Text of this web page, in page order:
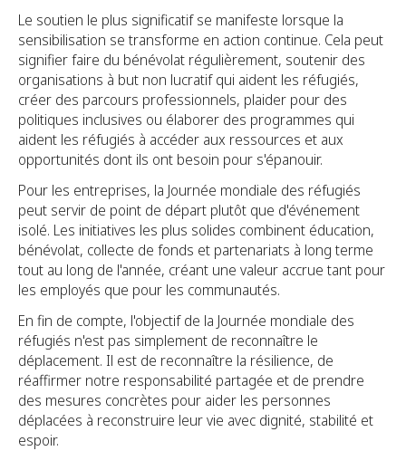
Le soutien le plus significatif se manifeste lorsque la
sensibilisation se transforme en action continue. Cela peut
signifier faire du bénévolat régulièrement, soutenir des
organisations à but non lucratif qui aident les réfugiés,
créer des parcours professionnels, plaider pour des
politiques inclusives ou élaborer des programmes qui
aident les réfugiés à accéder aux ressources et aux
opportunités dont ils ont besoin pour s'épanouir.
Pour les entreprises, la Journée mondiale des réfugiés
peut servir de point de départ plutôt que d'événement
isolé. Les initiatives les plus solides combinent éducation,
bénévolat, collecte de fonds et partenariats à long terme
tout au long de l'année, créant une valeur accrue tant pour
les employés que pour les communautés.
En fin de compte, l'objectif de la Journée mondiale des
réfugiés n'est pas simplement de reconnaître le
déplacement. Il est de reconnaître la résilience, de
réaffirmer notre responsabilité partagée et de prendre
des mesures concrètes pour aider les personnes
déplacées à reconstruire leur vie avec dignité, stabilité et
espoir.